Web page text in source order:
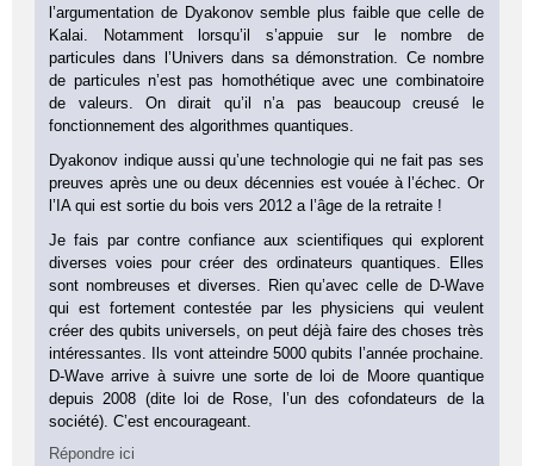
l’argumentation de Dyakonov semble plus faible que celle de
Kalai. Notamment lorsqu’il s’appuie sur le nombre de
particules dans l’Univers dans sa démonstration. Ce nombre
de particules n’est pas homothétique avec une combinatoire
de valeurs. On dirait qu’il n’a pas beaucoup creusé le
fonctionnement des algorithmes quantiques.
Dyakonov indique aussi qu’une technologie qui ne fait pas ses
preuves après une ou deux décennies est vouée à l’échec. Or
l’IA qui est sortie du bois vers 2012 a l’âge de la retraite !
Je fais par contre confiance aux scientifiques qui explorent
diverses voies pour créer des ordinateurs quantiques. Elles
sont nombreuses et diverses. Rien qu’avec celle de D-Wave
qui est fortement contestée par les physiciens qui veulent
créer des qubits universels, on peut déjà faire des choses très
intéressantes. Ils vont atteindre 5000 qubits l’année prochaine.
D-Wave arrive à suivre une sorte de loi de Moore quantique
depuis 2008 (dite loi de Rose, l’un des cofondateurs de la
société). C’est encourageant.
Répondre ici